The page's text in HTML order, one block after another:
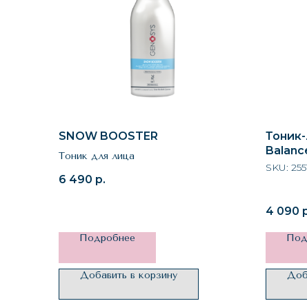
SNOW BOOSTER
Тоник для лица
6 490 р.
Подробнее
Добавить в корзину
SKU:
4 090